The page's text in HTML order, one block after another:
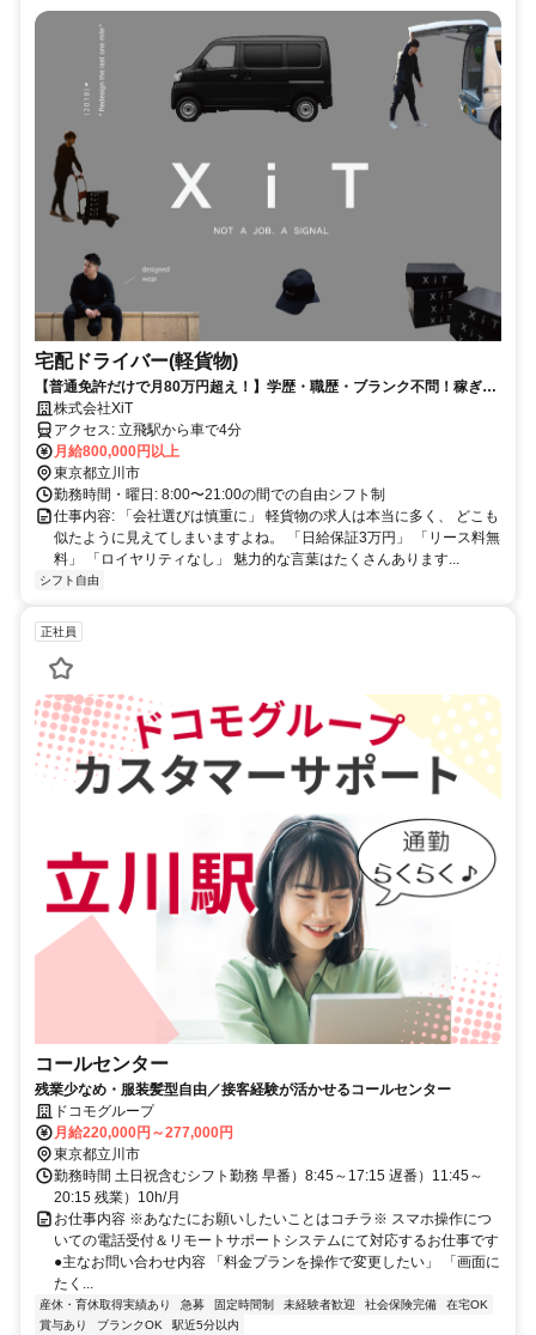
宅配ドライバー(軽貨物)
【普通免許だけで月80万円超え！】学歴・職歴・ブランク不問！稼ぎた
い気持ちがあれば即スタート可能！まずは30分のWEB説明からスタート
株式会社XiT
アクセス: 立飛駅から車で4分
月給800,000円以上
東京都立川市
勤務時間・曜日: 8:00〜21:00の間での自由シフト制
仕事内容: 「会社選びは慎重に」 軽貨物の求人は本当に多く、 どこも
似たように見えてしまいますよね。 「日給保証3万円」 「リース料無
料」 「ロイヤリティなし」 魅力的な言葉はたくさんあります...
シフト自由
正社員
コールセンター
残業少なめ・服装髪型自由／接客経験が活かせるコールセンター
ドコモグループ
月給220,000円～277,000円
東京都立川市
勤務時間 土日祝含むシフト勤務 早番）8:45～17:15 遅番）11:45～
20:15 残業）10h/月
お仕事内容 ※あなたにお願いしたいことはコチラ※ スマホ操作につ
いての電話受付＆リモートサポートシステムにて対応するお仕事です
●主なお問い合わせ内容 「料金プランを操作で変更したい」 「画面に
たく...
産休・育休取得実績あり 急募 固定時間制 未経験者歓迎 社会保険完備
在宅OK
賞与あり
ブランクOK 駅近5分以内